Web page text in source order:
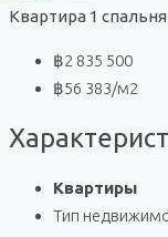
Квартира 1
฿2 835 500
฿56 383/м2
Квартиры
Тип